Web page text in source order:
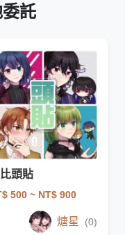
託
頭貼
500 ~ NT$ 900
煻星 (0)